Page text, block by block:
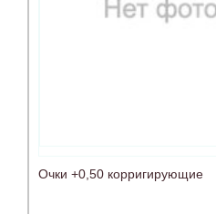
Очки +0,50 корригирующие